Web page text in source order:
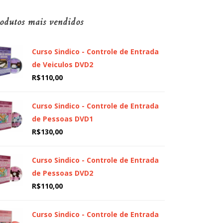
mais vendidos
Curso Sindico - Controle de Entrada
de Veiculos DVD2
R$110,00
Curso Sindico - Controle de Entrada
de Pessoas DVD1
R$130,00
Curso Sindico - Controle de Entrada
de Pessoas DVD2
R$110,00
Curso Sindico - Controle de Entrada